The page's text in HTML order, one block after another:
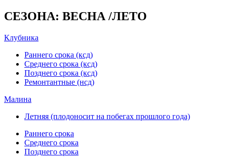
СЕЗОНА: ВЕСНА /ЛЕТО
Клубника
Раннего срока (ксд)
Среднего срока (ксд)
Позднего срока (ксд)
Ремонтантные (нсд)
Малина
Летняя (плодоносит на побегах прошлого года)
Раннего срока
Среднего срока
Позднего срока